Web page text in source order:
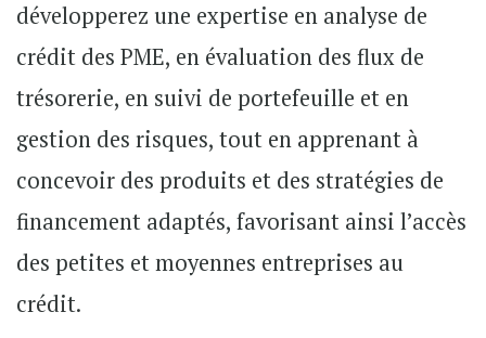
développerez une expertise en analyse de
crédit des PME, en évaluation des flux de
trésorerie, en suivi de portefeuille et en
gestion des risques, tout en apprenant à
concevoir des produits et des stratégies de
financement adaptés, favorisant ainsi l’accès
des petites et moyennes entreprises au
crédit.